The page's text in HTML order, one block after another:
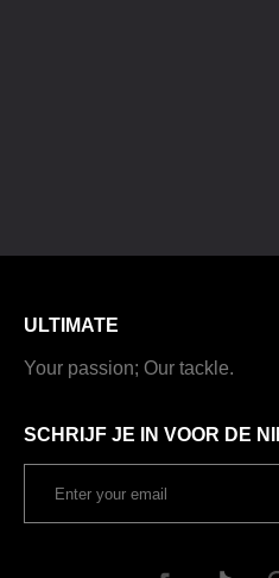
ULTIMATE
Your passion; Our tackle.
SCHRIJF JE IN VOOR DE